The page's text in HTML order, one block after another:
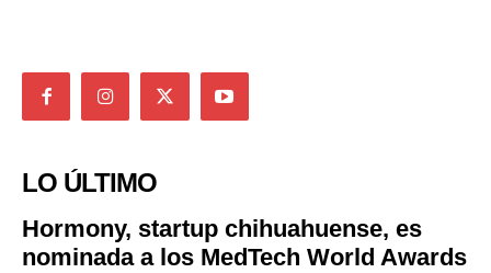
LO ÚLTIMO
Hormony, startup chihuahuense, es
nominada a los MedTech World Awards